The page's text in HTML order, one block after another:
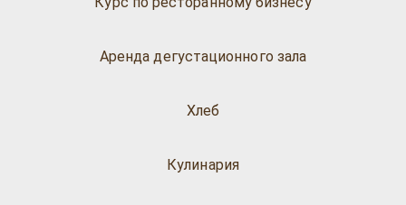
Аренда дегустационного зала
Хлеб
Кулинария